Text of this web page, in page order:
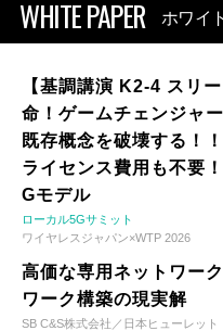
WHITE PAPER ホワイ
【基調講演 K2-4 スリ
命！ゲームチェンジャ
既存概念を破壊する！
ライセンス費用も不要
Gモデル
ローカル5Gサミット
ワイヤレスジャパン×WTP 2026
高価な専用ネットワー
ワーク構築の現実解
SB C&S株式会社／日本ヒューレッ